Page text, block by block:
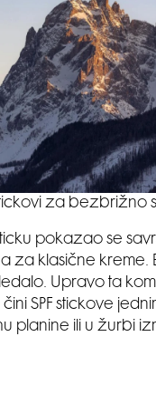
za bezbrižno
sticku pokazao se
za klasične kreme.
Upravo ta
SPF stickove
planine ili u žurbi